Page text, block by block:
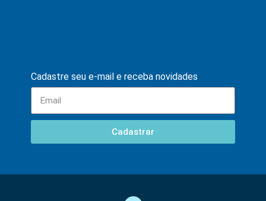
Cadastre seu e-mail e receba novidades
Cadastrar